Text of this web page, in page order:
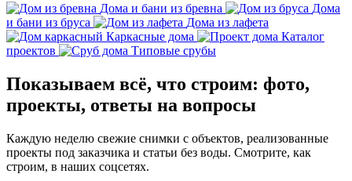
Дома и бани из бревна
Дома
и бани из бруса
Дома из лафета
Каркасные дома
Каталог
проектов
Типовые срубы
Показываем всё, что строим: фото,
проекты, ответы на вопросы
Каждую неделю свежие снимки с объектов, реализованные
проекты под заказчика и статьи без воды. Смотрите, как
строим, в наших соцсетях.